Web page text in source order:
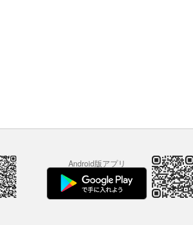
Android版アプリ